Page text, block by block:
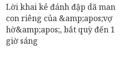
Lời khai kẻ đánh đập dã man
con riêng của &amp;apos;vợ
hờ&amp;apos;, bắt quỳ đến 1
giờ sáng